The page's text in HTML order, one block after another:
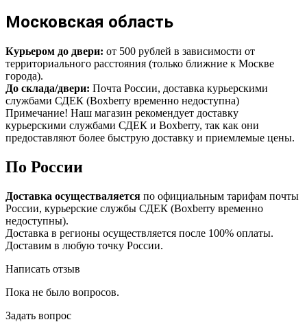
Московская область
Курьером до двери: от 500 рублей в зависимости от
территориального расстояния (только ближние к Москве
города).
До склада/двери: Почта России, доставка курьерскими
службами СДЕК (Boxberry временно недоступна)
Примечание! Наш магазин рекомендует доставку
курьерскими службами СДЕК и Boxberry, так как они
предоставляют более быструю доставку и приемлемые цены.
По России
Доставка осуществаляется по официальным тарифам почты
России, курьерские службы СДЕК (Boxberry временно
недоступны).
Доставка в регионы осуществляется после 100% оплаты.
Доставим в любую точку России.
Написать отзыв
Пока не было вопросов.
Задать вопрос